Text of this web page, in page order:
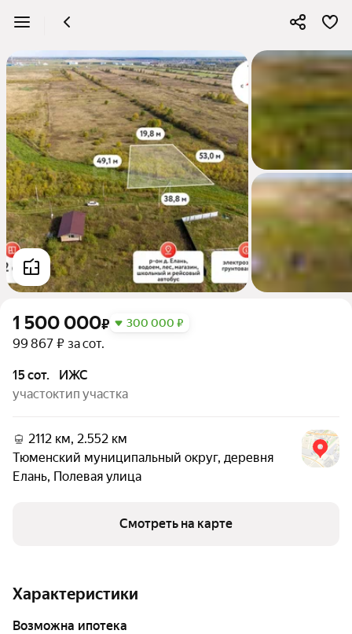
1 500 000₽ 300 000 ₽
99 867 ₽ за сот.
15 сот.
участок
ИЖС
тип участка
2112 км, 2.552 км
Тюменский муниципальный округ, деревня
Елань, Полевая улица
Смотреть на карте
Характеристики
возможна ипотека